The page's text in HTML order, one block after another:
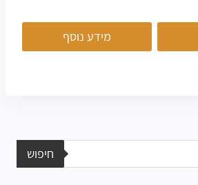
מידע נוסף
חיפוש